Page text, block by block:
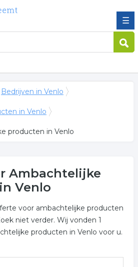
☰
Bedrijven in Venlo
in Venlo
producten in Venlo
Ambachtelijke
Venlo
voor ambachtelijke producten
niet verder. Wij vonden 1
producten in Venlo voor u.